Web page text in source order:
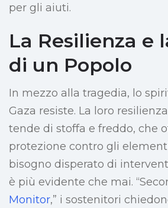
per gli aiuti.
La Resilienza e
di un Popolo
In mezzo alla tragedia, lo
Gaza resiste. La loro
tende di stoffa e freddo, che
protezione contro gli
bisogno disperato di
è più evidente che mai.
Monitor,” i sostenitori